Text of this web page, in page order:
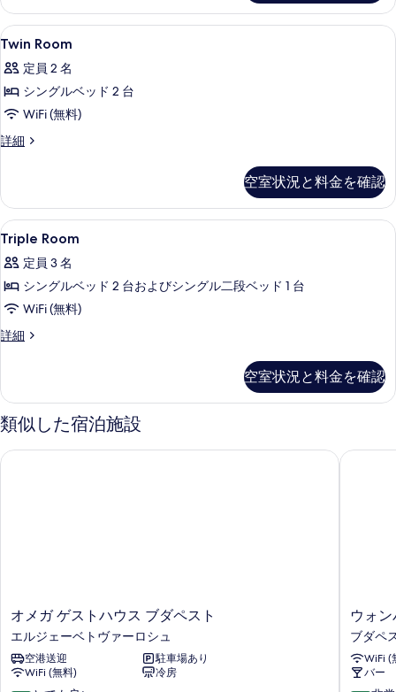
て
の
写
真
を
表
示
る
Use
の
詳
Twin
Room
の
す
べ
て
真
を
表
示
す
る
1 室のベッドルーム、防音設備、WiFi
5
Twin Room
定員 2 名
シングルベッド 2 台
WiFi (無料)
詳細
Twin
細
空室状況と料金を確認
Triple
Room
の
す
べ
て
真
を
表
1 室のベッドルーム、防音設備、WiFi
6
Triple Room
定員 3 名
シングルベッド 2 台およびシングル二段ベッド 1 台
WiFi (無料)
詳細
Triple
細
空室状況と料金を確認
類似した宿泊施設
オ
ガ
ゲ
ス
オメガ ゲストハウス ブダペスト
エルジェーベトヴァーロシュ
空港送迎
駐車場あり
WiFi (無料)
冷房
オメガ ゲストハウス ブダペスト
ウ
ォ
ン
バ
ッ
ウォ
ブダペ
WiFi (
バー
ウォン